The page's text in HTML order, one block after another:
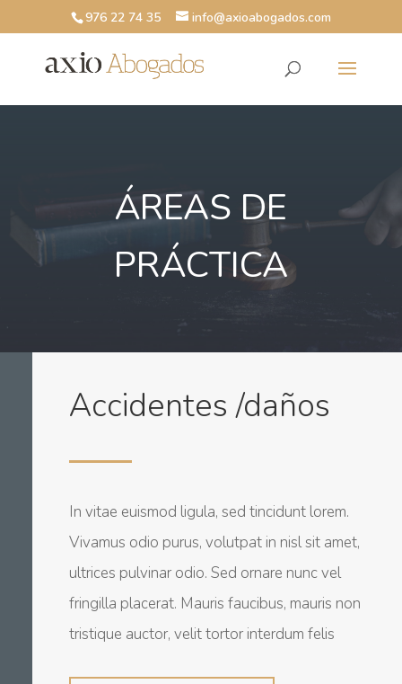
976 22 74 35 info@axioabogados.com
ÁREAS DE
PRÁCTICA
Accidentes /daños
In vitae euismod ligula, sed tincidunt lorem.
Vivamus odio purus, volutpat in nisl sit amet,
ultrices pulvinar odio. Sed ornare nunc vel
fringilla placerat. Mauris faucibus, mauris non
tristique auctor, velit tortor interdum felis